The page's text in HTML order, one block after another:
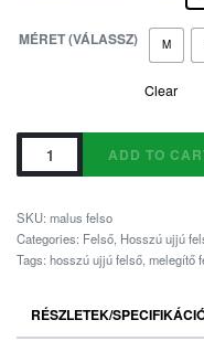
MÉRET (VÁLASSZ) M
Clear
ADD TO
SKU: malus felso
Categories: Felső, Hosszú ujjú
Tags: hosszú ujjú felső, melegítő
RÉSZLETEK/